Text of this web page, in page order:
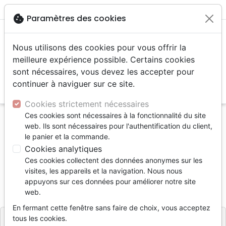
menu
Accueil Bibles
Evangiles
Evangile de Matthieu - NFC
Evangile de Matthieu - NFC
Nouvelle Français Courant
RéférenceNFC3059 EAN9782386230592
Editeur Biblio
cookie Paramètres des cookies
Nous utilisons des cookies pour vous offrir la
meilleure expérience possible. Certains cookies
sont nécessaires, vous devez les accepter pour
continuer à naviguer sur ce site.
Cookies strictement nécessaires
Ces cookies sont nécessaires à la fonctionnalité du site
web. Ils sont nécessaires pour l'authentification du client,
le panier et la commande.
Cookies analytiques
Ces cookies collectent des données anonymes sur les
visites, les appareils et la navigation. Nous nous
appuyons sur ces données pour améliorer notre site
web.
En fermant cette fenêtre sans faire de choix, vous acceptez
tous les cookies.